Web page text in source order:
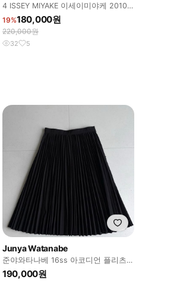
4 ISSEY MIYAKE 이세이미야케 2010
플리츠 밴딩 스커트
19%180,000원
220,000원
32 5
Junya Watanabe
준야와타나베 16ss 아코디언 플리츠
스커트
190,000원